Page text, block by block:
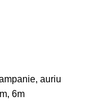
auriu
6m